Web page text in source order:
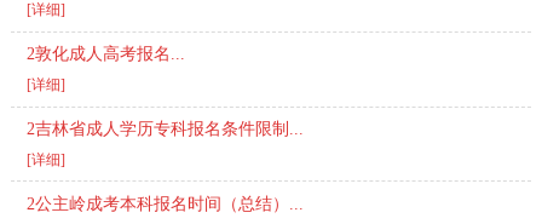
[详细]
2敦化成人高考报名...
[详细]
2吉林省成人学历专科报名条件限制...
[详细]
2公主岭成考本科报名时间（总结）...